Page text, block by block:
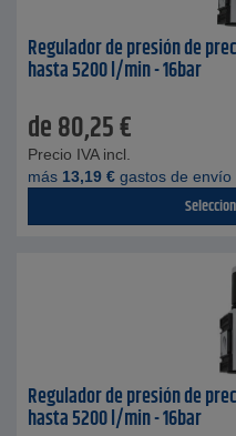
Regulador de presión de
hasta 5200 l/min - 16bar
de80,25€
Precio IVA incl.
más 13,19 € gastos de envío
Regulador de presión de
hasta 5200 l/min - 16bar